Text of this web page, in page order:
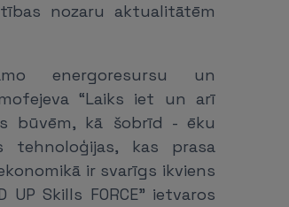
nozaru aktualitātēm
energoresursu un
“Laiks iet un arī
būvēm, kā šobrīd - ēku
tehnoloģijas, kas prasa
ir svarīgs ikviens
Skills FORCE” ietvaros